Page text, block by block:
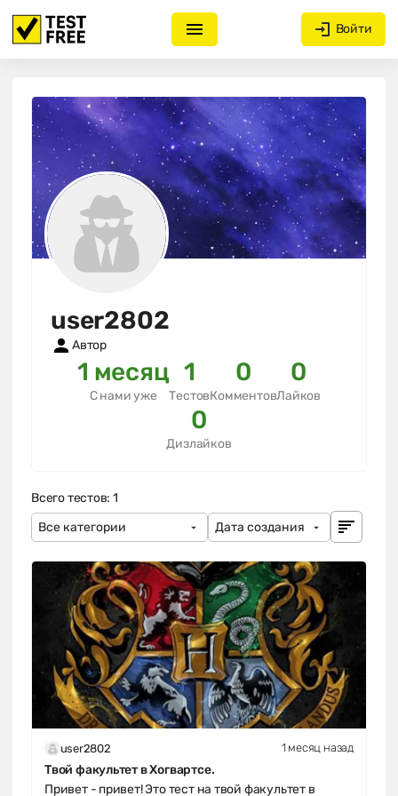
Войти
user2802
Автор
1 месяц
С нами уже
1
Тестов
0
Комментов
0
Лайков
0
Дизлайков
Всего тестов: 1
user2802 1 месяц назад
Твой факультет в Хогвартсе.
Привет - привет! Это тест на твой факультет в